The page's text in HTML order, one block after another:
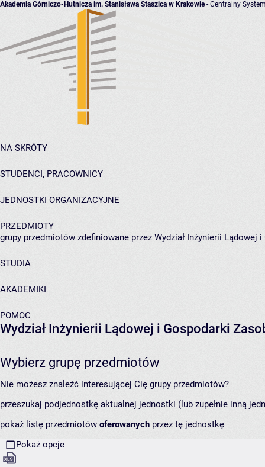
Akademia Górniczo-Hutnicza im. Stanisława Staszica w Krakowie- Centralny
NA SKRÓTY
STUDENCI, PRACOWNICY
JEDNOSTKI ORGANIZACYJNE
PRZEDMIOTY
grupy przedmiotów zdefiniowane przez Wydział Inżynierii Lądowej
STUDIA
AKADEMIKI
POMOC
Wydział Inżynierii Lądowej i Gospodarki
Wybierz grupę przedmiotów
Nie możesz znaleźć interesującej Cię grupy przedmiotów?
przeszukaj podjednostkę aktualnej jednostki (lub zupełnie inną
pokaż listę przedmiotów oferowanych przez tę jednostkę
Pokaż opcje